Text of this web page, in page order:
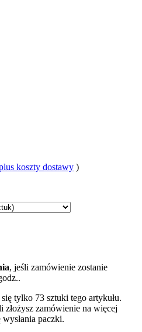
koszty dostawy )
, jeśli zamówienie zostanie
.
tylko 73 sztuki tego artykułu.
złożysz zamówienie na więcej
paczki.